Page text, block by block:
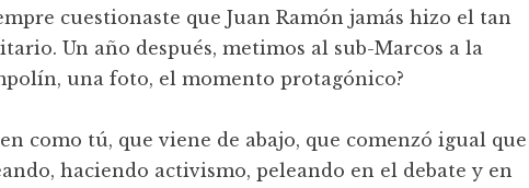
cuestionaste que Juan Ramón jamás hizo el tan
Un año después, metimos al sub-Marcos a la
una foto, el momento protagónico?
como tú, que viene de abajo, que comenzó igual que
haciendo activismo, peleando en el debate y en